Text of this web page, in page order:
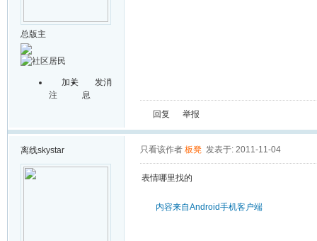
总版主
加关
注
发消
息
回复 举报
离线skystar 只看该作者 板凳 发表于: 2011-11-04
表情哪里找的
内容来自Android手机客户端